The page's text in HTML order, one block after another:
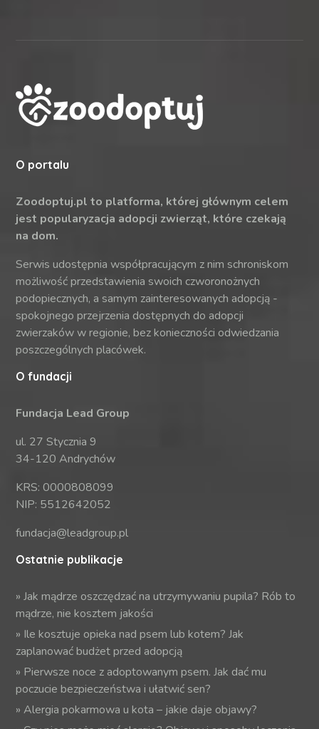
O portalu
Zoodoptuj.pl to platforma, której głównym celem
jest popularyzacja adopcji zwierząt, które czekają
na dom.
Serwis udostępnia współpracującym z nim schroniskom
możliwość przedstawienia swoich czworonożnych
podopiecznych, a samym zainteresowanych adopcją -
spokojnego przejrzenia dostępnych do adopcji
zwierzaków w regionie, bez konieczności odwiedzania
poszczególnych placówek.
O fundacji
Fundacja Lead Group
ul. 27 Stycznia 9
34-120 Andrychów
KRS: 0000808099
NIP: 5512642052
fundacja@leadgroup.pl
Ostatnie publikacje
»Jak mądrze oszczędzać na utrzymywaniu pupila? Rób to
mądrze, nie kosztem jakości
» Ile kosztuje opieka nad psem lub kotem? Jak
zaplanować budżet przed adopcją
» Pierwsze noce z adoptowanym psem. Jak dać mu
poczucie bezpieczeństwa i ułatwić sen?
»Alergia pokarmowa u kota – jakie daje objawy?